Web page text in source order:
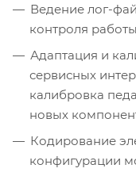
Ведение лог-
контроля
Адаптация и
сервисных
калибровка
новых
Кодирование
конфигурации